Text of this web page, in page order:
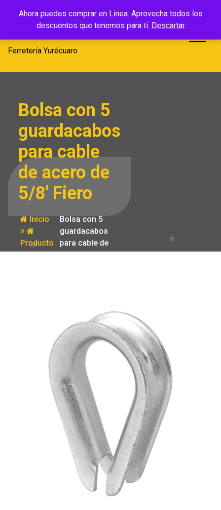
Ahora puedes comprar en Linea. Aprovecha todos los
descuentos que tenemos para ti. Descartar
Ferretería
Yurécuaro
Ferretería Yurécuaro
Bolsa con 5
guardacabos
para cable
de acero de
5/8′ Fiero
Inicio
Producto
Bolsa con 5
guardacabos
para cable de
acero de 5/8′